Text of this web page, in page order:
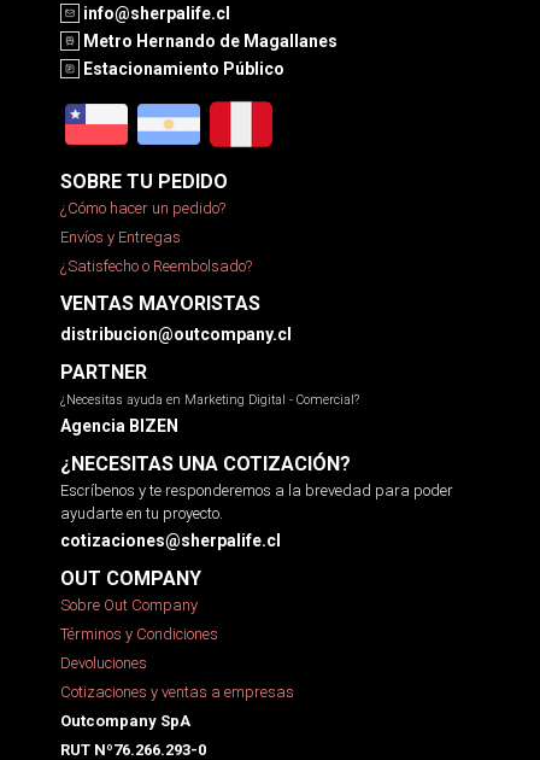
info@sherpalife.cl
Metro Hernando de Magallanes
Estacionamiento Público
SOBRE TU PEDIDO
¿Cómo hacer un pedido?
Envíos y Entregas
¿Satisfecho o Reembolsado?
VENTAS MAYORISTAS
distribucion@outcompany.cl
PARTNER
¿Necesitas ayuda en Marketing Digital - Comercial?
Agencia BIZEN
¿NECESITAS UNA COTIZACIÓN?
Escríbenos y te responderemos a la brevedad para poder
ayudarte en tu proyecto.
cotizaciones@sherpalife.cl
OUT COMPANY
Sobre Out Company
Términos y Condiciones
Devoluciones
Cotizaciones y ventas a empresas
Outcompany SpA
RUT Nº76.266.293-0